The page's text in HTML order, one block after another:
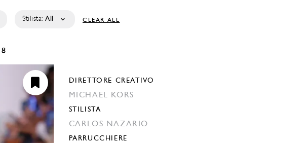
Stilista: All CLEAR ALL
DIRETTORE CREATIVO
MICHAEL KORS
STILISTA
CARLOS NAZARIO
PARRUCCHIERE